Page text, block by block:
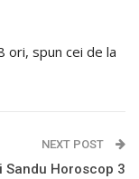
ori, spun cei de la
NEXT POST
Sandu Horoscop 3